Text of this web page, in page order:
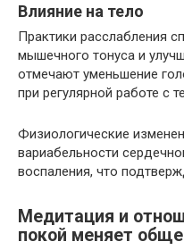
Влияние на тело
Практики расслабления
мышечного тонуса и
отмечают уменьшение
при регулярной работе с
Физиологические
вариабельности
воспаления, что
Медитация и
покой меняет